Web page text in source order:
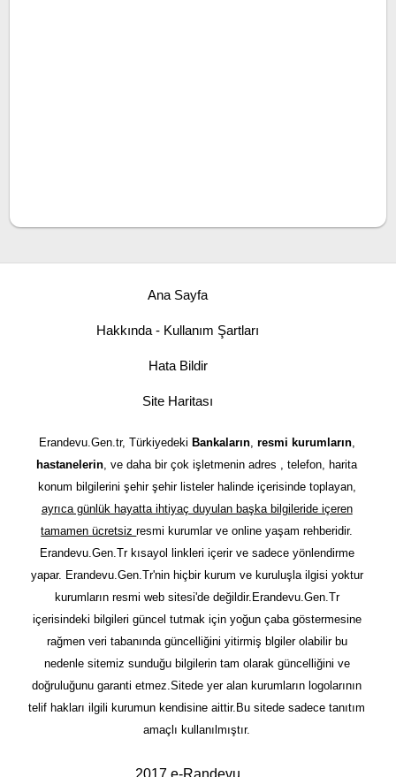
Ana Sayfa
Hakkında - Kullanım Şartları
Hata Bildir
Site Haritası
Erandevu.Gen.tr, Türkiyedeki Bankaların, resmi kurumların,
hastanelerin, ve daha bir çok işletmenin adres , telefon, harita
konum bilgilerini şehir şehir listeler halinde içerisinde toplayan,
ayrıca günlük hayatta ihtiyaç duyulan başka bilgileride içeren
tamamen ücretsizresmi kurumlar ve online yaşam rehberidir.
Erandevu.Gen.Tr kısayol linkleri içerir ve sadece yönlendirme
yapar. Erandevu.Gen.Tr'nin hiçbir kurum ve kuruluşla ilgisi yoktur
kurumların resmi web sitesi'de değildir.Erandevu.Gen.Tr
içerisindeki bilgileri güncel tutmak için yoğun çaba göstermesine
rağmen veri tabanında güncelliğini yitirmiş blgiler olabilir bu
nedenle sitemiz sunduğu bilgilerin tam olarak güncelliğini ve
doğruluğunu garanti etmez.Sitede yer alan kurumların logolarının
telif hakları ilgili kurumun kendisine aittir.Bu sitede sadece tanıtım
amaçlı kullanılmıştır.
2017 e-Randevu